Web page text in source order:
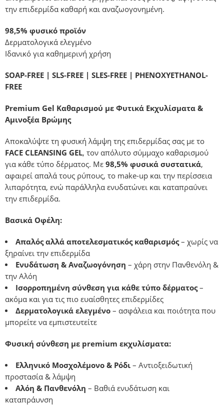
την επιδερμίδα καθαρή και αναζωογονημένη.
98,5% φυσικό προϊόν
Δερματολογικά ελεγμένο
Ιδανικό για καθημερινή χρήση
SOAP-FREE | SLS-FREE | SLES-FREE | PHENOXYETHANOL-
FREE
Premium Gel Καθαρισμού με Φυτικά Εκχυλίσματα &
Αμινοξέα Βρώμης
Αποκαλύψτε τη φυσική λάμψη της επιδερμίδας σας με το
FACE CLEANSING GEL, τον απόλυτο σύμμαχο καθαρισμού
για κάθε τύπο δέρματος. Με 98,5% φυσικά συστατικά,
αφαιρεί απαλά τους ρύπους, το make-up και την περίσσεια
λιπαρότητα, ενώ παράλληλα ενυδατώνει και καταπραΰνει
την επιδερμίδα.
Βασικά Οφέλη:
Απαλός αλλά αποτελεσματικός καθαρισμός– χωρίς να
ξηραίνει την επιδερμίδα
Ενυδάτωση & Αναζωογόνηση – χάρη στην Πανθενόλη &
την Αλόη
Ισορροπημένη σύνθεση για κάθε τύπο δέρματος–
ακόμα και για τις πιο ευαίσθητες επιδερμίδες
Δερματολογικά ελεγμένο– ασφάλεια και ποιότητα που
μπορείτε να εμπιστευτείτε
Φυσική σύνθεση με premium εκχυλίσματα:
Ελληνικό Μοσχολέμονο & Ρόδι– Αντιοξειδωτική
προστασία & λάμψη
Αλόη & Πανθενόλη – Βαθιά ενυδάτωση και
καταπράυνση